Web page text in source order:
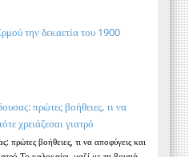
την δεκαετία του 1900
πρώτες βοήθειες, τι να
χρειάζεσαι γιατρό
πρώτες βοήθειες, τι να αποφύγεις και